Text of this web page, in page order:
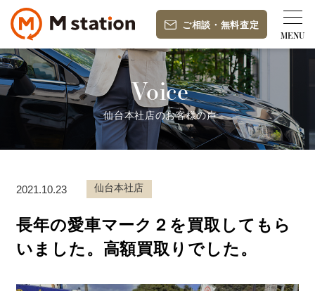
ご相談 ・ 無料査定
Voice
仙台本社店のお客様の声
2021.10.23 仙台本社店
長年の愛車マーク２を買取してもら
いました。高額買取りでした。